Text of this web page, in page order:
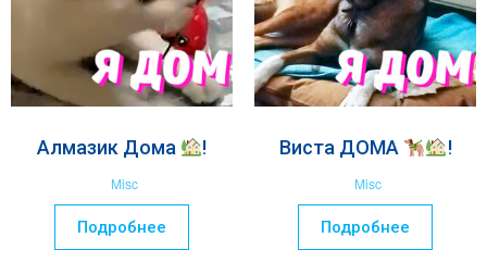
Алмазик Дома !
Misc
Подробнее
Виста ДОМА !
Misc
Подробнее